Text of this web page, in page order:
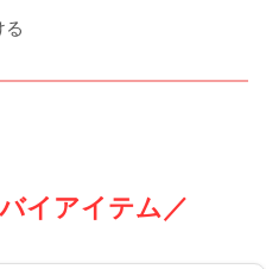
る
イアイテム／